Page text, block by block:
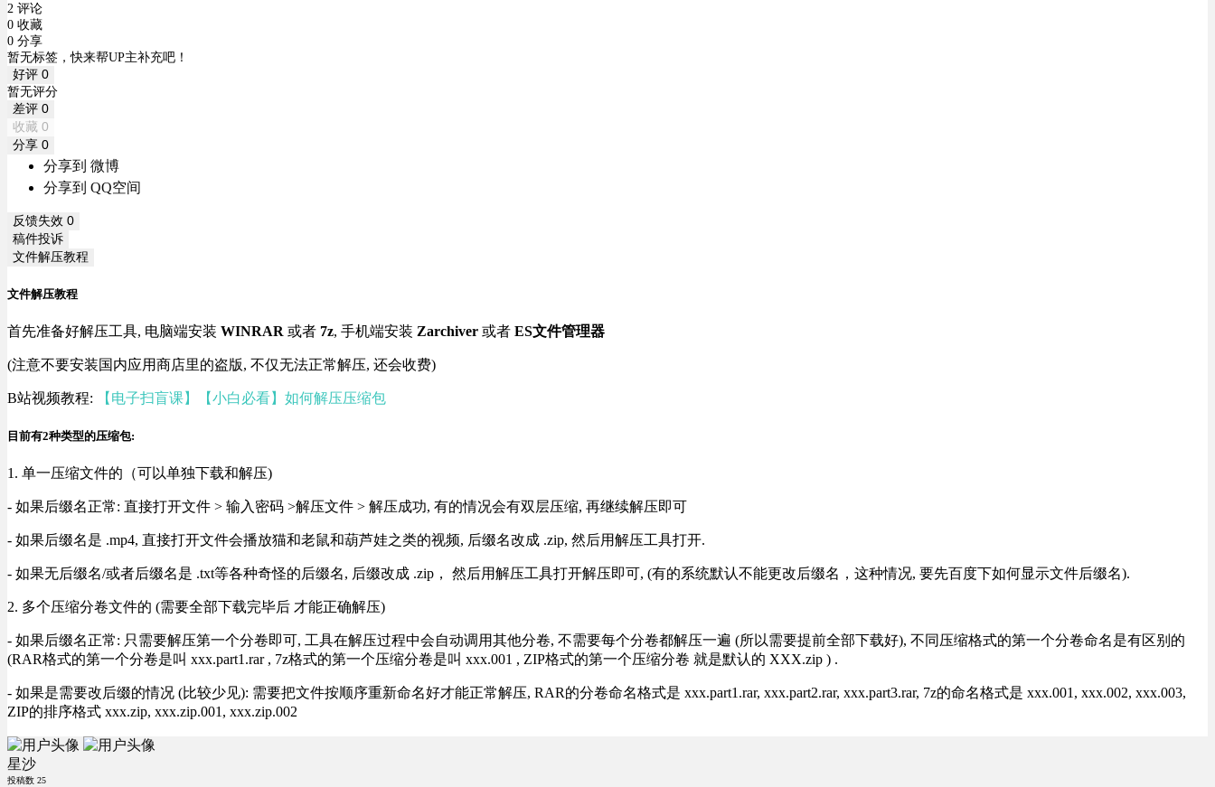
2 评论
0 收藏
0 分享
暂无标签，快来帮UP主补充吧！
好评 0
暂无评分
差评 0
收藏 0
分享 0
分享到 微博
分享到 QQ空间
反馈失效 0
稿件投诉
文件解压教程
文件解压教程
首先准备好解压工具, 电脑端安装 WINRAR 或者 7z, 手机端安装 Zarchiver 或者 ES文件管理器
(注意不要安装国内应用商店里的盗版, 不仅无法正常解压, 还会收费)
B站视频教程: 【电子扫盲课】【小白必看】如何解压压缩包
目前有2种类型的压缩包:
1. 单一压缩文件的（可以单独下载和解压)
- 如果后缀名正常: 直接打开文件 > 输入密码 >解压文件 > 解压成功, 有的情况会有双层压缩, 再继续解压即可
- 如果后缀名是 .mp4, 直接打开文件会播放猫和老鼠和葫芦娃之类的视频, 后缀名改成 .zip, 然后用解压工具打开.
- 如果无后缀名/或者后缀名是 .txt等各种奇怪的后缀名, 后缀改成 .zip， 然后用解压工具打开解压即可, (有的系统默认不能更改后缀名，这种情况, 要先百度下如何显示文件后缀名).
2. 多个压缩分卷文件的 (需要全部下载完毕后 才能正确解压)
- 如果后缀名正常: 只需要解压第一个分卷即可, 工具在解压过程中会自动调用其他分卷, 不需要每个分卷都解压一遍 (所以需要提前全部下载好), 不同压缩格式的第一个分卷命名是有区别的
(RAR格式的第一个分卷是叫 xxx.part1.rar , 7z格式的第一个压缩分卷是叫 xxx.001 , ZIP格式的第一个压缩分卷 就是默认的 XXX.zip ) .
- 如果是需要改后缀的情况 (比较少见): 需要把文件按顺序重新命名好才能正常解压, RAR的分卷命名格式是 xxx.part1.rar, xxx.part2.rar, xxx.part3.rar, 7z的命名格式是 xxx.001, xxx.002, xxx.003,
ZIP的排序格式 xxx.zip, xxx.zip.001, xxx.zip.002
星沙
投稿数 25